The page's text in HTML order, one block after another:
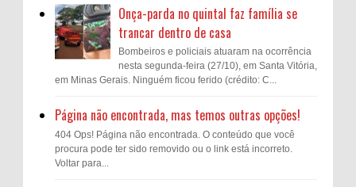
Onça-parda no quintal faz família se
trancar dentro de casa
Bombeiros e policiais atuaram na ocorrência
nesta segunda-feira (27/10), em Santa Vitória,
em Minas Gerais. Ninguém ficou ferido (crédito: C...
Página não encontrada, mas temos outras opções!
404 Ops! Página não encontrada. O conteúdo que você
procura pode ter sido removido ou o link está incorreto.
Voltar para...